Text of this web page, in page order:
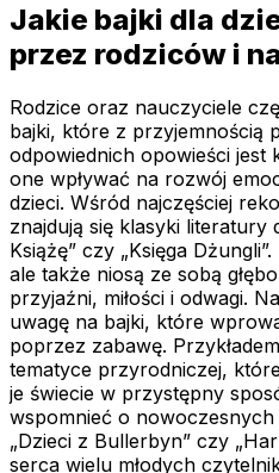
Jakie bajki dla
przez rodziców i
Rodzice oraz nauczyciele
bajki, które z przyjemnością
odpowiednich opowieści jest
one wpływać na rozwój
dzieci. Wśród najczęściej
znajdują się klasyki literatury
Książę” czy „Księga
ale także niosą ze sobą
przyjaźni, miłości i odwagi.
uwagę na bajki, które
poprzez zabawę.
tematyce przyrodniczej,
je świecie w przystępny
wspomnieć o
„Dzieci z Bullerbyn” czy
serca wielu młodych